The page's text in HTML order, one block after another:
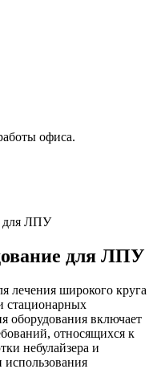
офиса.
для ЛПУ
для ЛПУ
лечения широкого круга
стационарных
оборудования включает
относящихся к
небулайзера и